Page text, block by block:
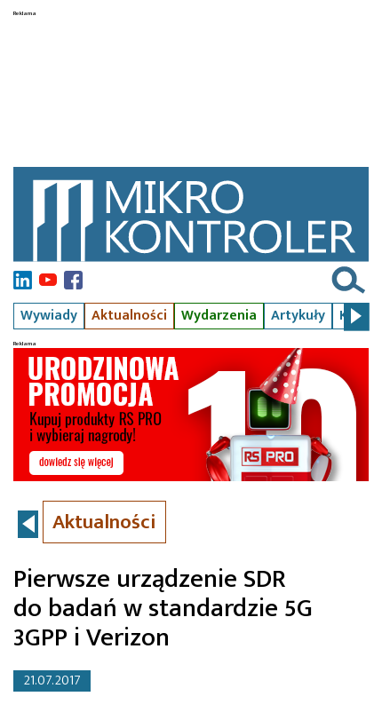
Wywiady Aktualności Wydarzenia Artykuły Kursy
Aktualności
Pierwsze urządzenie SDR
do badań w standardzie 5G
3GPP i Verizon
21.07.2017